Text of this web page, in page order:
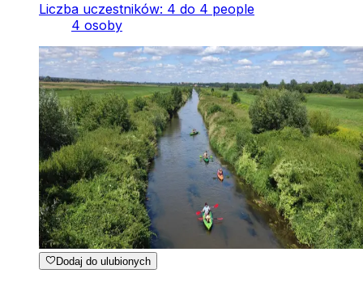
Liczba uczestników: 4 do 4 people
4 osoby
Dodaj do ulubionych